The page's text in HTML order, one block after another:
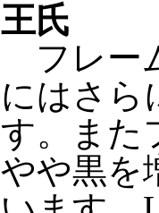
王氏
フレー
にはさら
す。また
やや黒を